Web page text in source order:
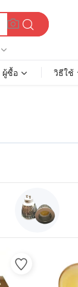
ผู้ซื้อ วิธีใช้